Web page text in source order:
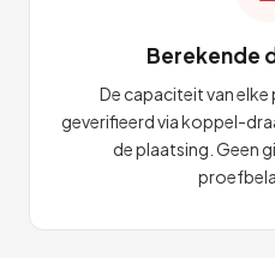
Berekende
De capaciteit van
geverifieerd via koppel-
de plaatsing. Geen